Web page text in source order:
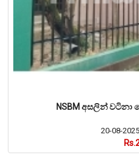
NSBM අසලින් වටිනා
20-08-